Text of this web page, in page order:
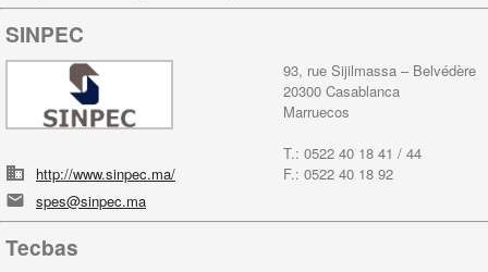
SINPEC
93, rue Sijilmassa – Belvédère
20300 Casablanca
Marruecos
T.: 0522 40 18 41 / 44
F.: 0522 40 18 92
http://www.sinpec.ma/
spes@sinpec.ma
Tecbas